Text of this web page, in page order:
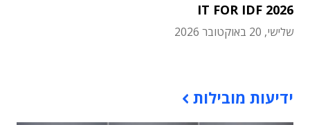
IT FOR IDF 2026
שלישי, 20 באוקטובר 2026
ידיעות מובילות